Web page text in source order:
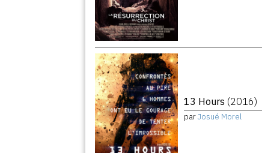
13 Hours (2016)
parJosué Morel